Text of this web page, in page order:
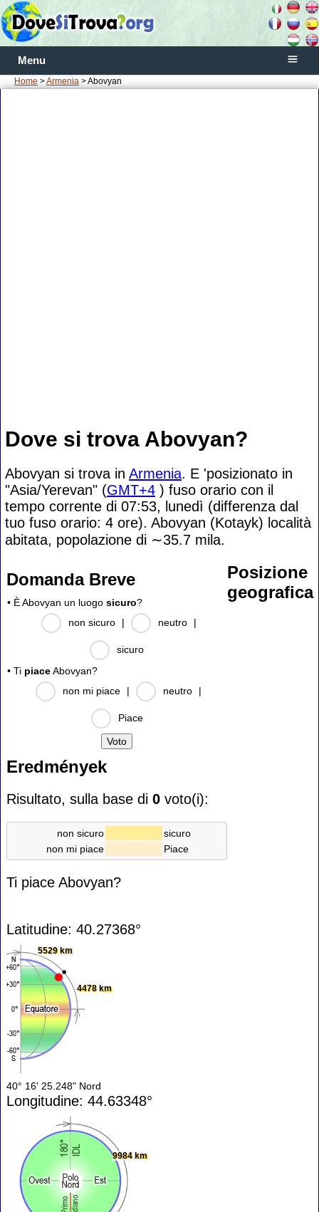
Menu
Home >Armenia > Abovyan
Dove si trova Abovyan?
Abovyan si trova in Armenia. E 'posizionato in
"Asia/Yerevan" (GMT+4 ) fuso orario con il
tempo corrente di 07:53, lunedì (differenza dal
tuo fuso orario: 4 ore). Abovyan (Kotayk) località
abitata, popolazione di ∼35.7 mila.
Domanda Breve
• È Abovyan un luogo sicuro?
non sicuro
| neutro |
sicuro
• Ti piaceAbovyan?
non mi piace
| neutro |
Piace
Eredmények
Risultato, sulla base di 0 voto(i):
non sicuro
sicuro
non mi piace
Piace
Ti piace Abovyan?
Posizione
geografica
Latitudine: 40.27368°
5529 km
4478 km
40° 16' 25.248" Nord
Longitudine: 44.63348°
9984 km